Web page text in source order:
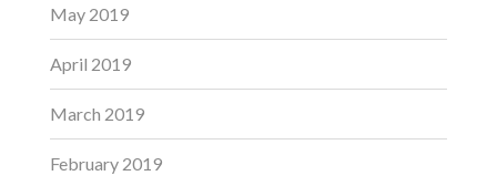
May 2019
April 2019
March 2019
February 2019